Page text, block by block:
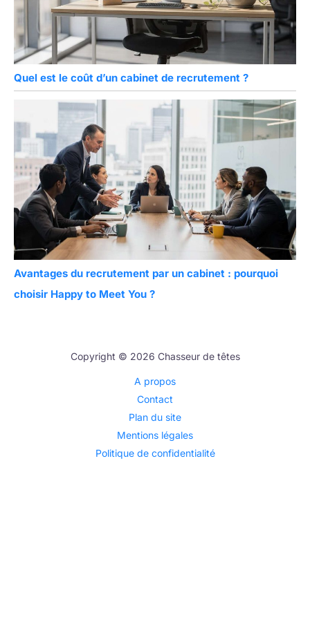
Quel est le coût d’un cabinet de recrutement ?
Avantages du recrutement par un cabinet : pourquoi
choisir Happy to Meet You ?
Copyright © 2026 Chasseur de têtes
A propos
Contact
Plan du site
Mentions légales
Politique de confidentialité